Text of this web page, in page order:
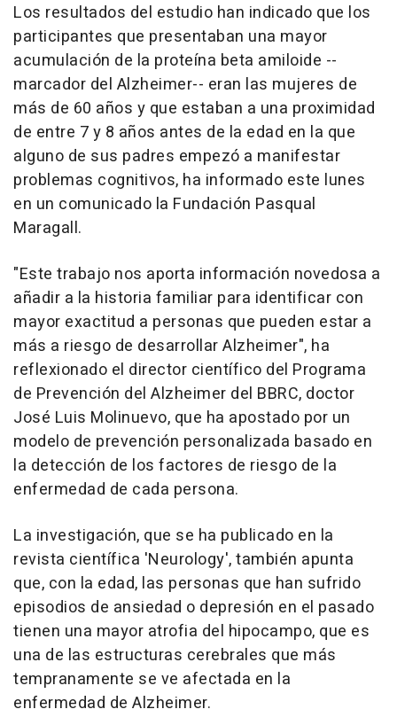
Los resultados del estudio han indicado que los
participantes que presentaban una mayor
acumulación de la proteína beta amiloide --
marcador del Alzheimer-- eran las mujeres de
más de 60 años y que estaban a una proximidad
de entre 7 y 8 años antes de la edad en la que
alguno de sus padres empezó a manifestar
problemas cognitivos, ha informado este lunes
en un comunicado la Fundación Pasqual
Maragall.
"Este trabajo nos aporta información novedosa a
añadir a la historia familiar para identificar con
mayor exactitud a personas que pueden estar a
más a riesgo de desarrollar Alzheimer", ha
reflexionado el director científico del Programa
de Prevención del Alzheimer del BBRC, doctor
José Luis Molinuevo, que ha apostado por un
modelo de prevención personalizada basado en
la detección de los factores de riesgo de la
enfermedad de cada persona.
La investigación, que se ha publicado en la
revista científica 'Neurology', también apunta
que, con la edad, las personas que han sufrido
episodios de ansiedad o depresión en el pasado
tienen una mayor atrofia del hipocampo, que es
una de las estructuras cerebrales que más
tempranamente se ve afectada en la
enfermedad de Alzheimer.